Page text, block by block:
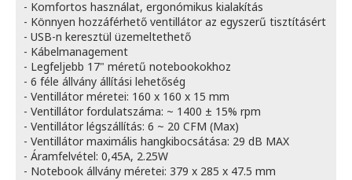
- Komfortos használat, ergonómikus kialakítás
- Könnyen hozzáférhető ventillátor az egyszerű tisztításért
- USB-n keresztül üzemeltethető
- Kábelmanagement
- Legfeljebb 17" méretű notebookokhoz
- 6 féle állvány állítási lehetőség
- Ventillátor méretei: 160 x 160 x 15 mm
- Ventillátor fordulatszáma: ~ 1400 ± 15% rpm
- Ventillátor légszállítás: 6 ~ 20 CFM (Max)
- Ventillátor maximális hangkibocsátása: 29 dB MAX
- Áramfelvétel: 0,45A, 2.25W
- Notebook állvány méretei: 379 x 285 x 47.5 mm